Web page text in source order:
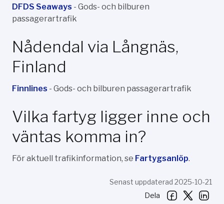
DFDS Seaways - Gods- och bilburen
passagerartrafik
Nådendal via Långnäs,
Finland
Finnlines - Gods- och bilburen passagerartrafik
Vilka fartyg ligger inne och
väntas komma in?
För aktuell trafikinformation, se Fartygsanlöp.
Senast uppdaterad 2025-10-21
Dela